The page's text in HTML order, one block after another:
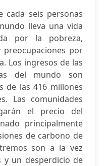
cada seis personas
lleva una vida
por la pobreza,
preocupaciones por
Los ingresos de las
del mundo son
de las 416 millones
Las comunidades
el precio del
principalmente
de carbono de
son a la vez
y un desperdicio de